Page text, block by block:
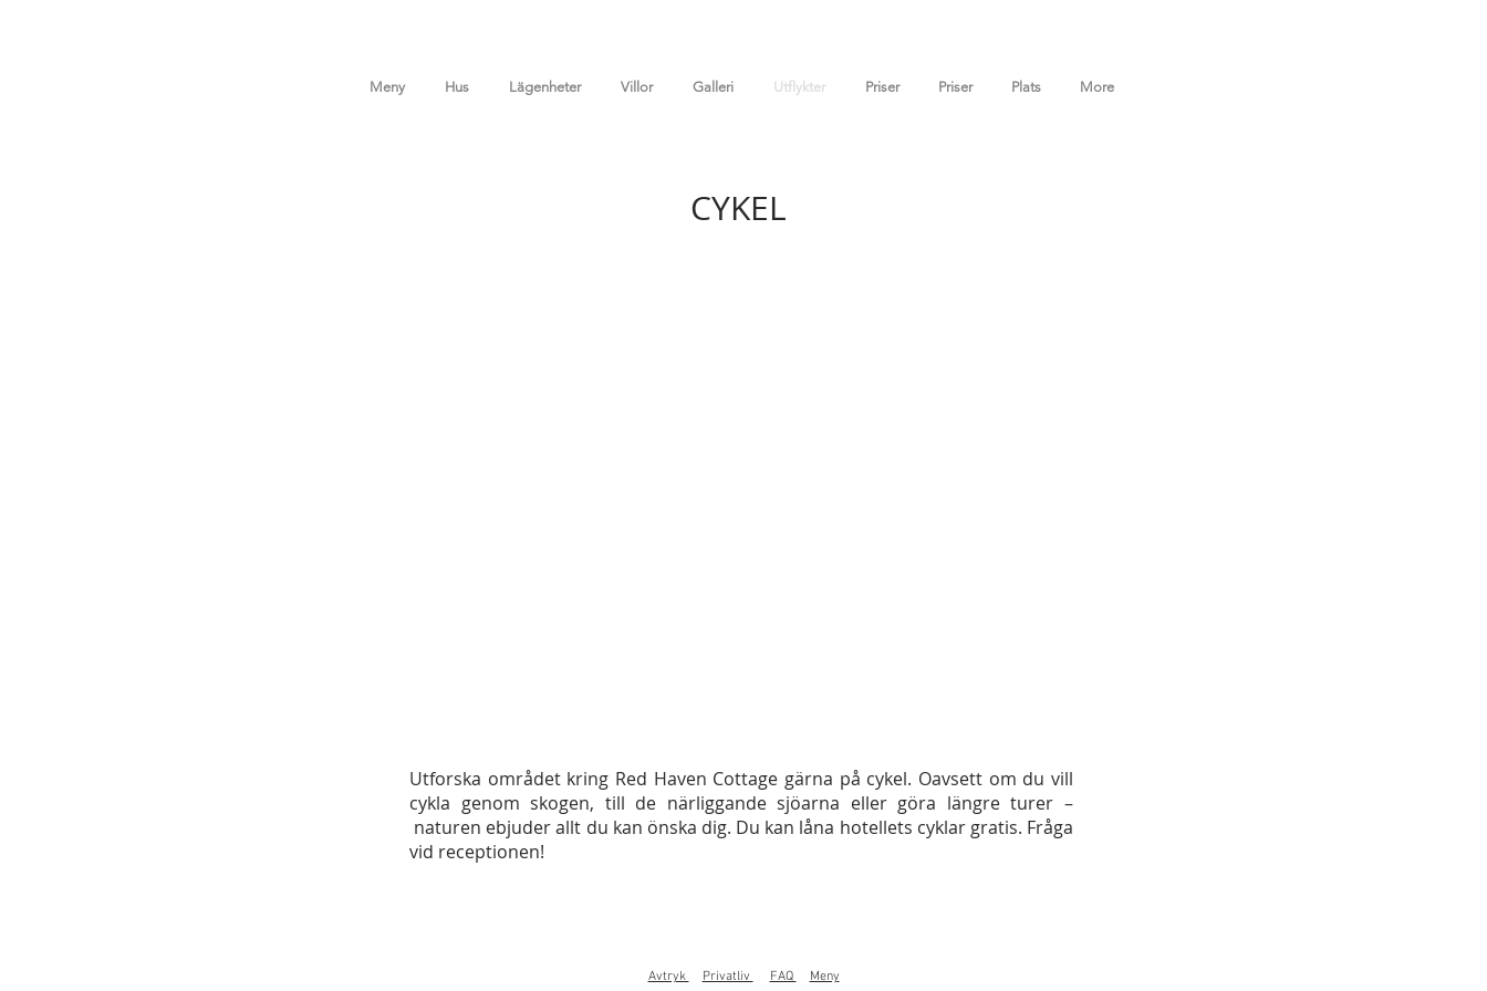
CYKEL
Utforska området kring Red Haven Cottage gärna på cykel. Oavsett om du vill
cykla genom skogen, till de närliggande sjöarna eller göra längre turer –
naturen ebjuder allt du kan önska dig. Du kan låna hotellets cyklar gratis. Fråga
vid receptionen!
Meny Hus Lägenheter Villor Galleri Utflykter Priser Priser Plats More
Avtryk Privatliv FAQ Meny